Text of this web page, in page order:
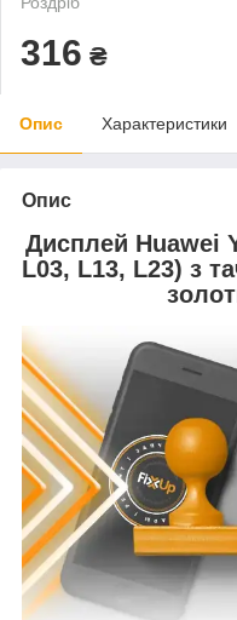
316 ₴
Опис Характеристики
Опис
Дисплей Huawei
L03, L13, L23) з